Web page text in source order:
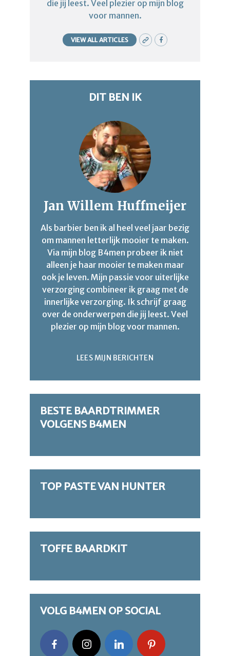
die jij leest. Veel plezier op mijn blog
voor mannen.
VIEW ALL ARTICLES
DIT BEN IK
Jan Willem Huffmeijer
Als barbier ben ik al heel veel jaar bezig
om mannen letterlijk mooier te maken.
Via mijn blog B4men probeer ik niet
alleen je haar mooier te maken maar
ook je leven. Mijn passie voor uiterlijke
verzorging combineer ik graag met de
innerlijke verzorging. Ik schrijf graag
over de onderwerpen die jij leest. Veel
plezier op mijn blog voor mannen.
LEES MIJN BERICHTEN
BESTE BAARDTRIMMER
VOLGENS B4MEN
TOP PASTE VAN HUNTER
TOFFE BAARDKIT
VOLG B4MEN OP SOCIAL